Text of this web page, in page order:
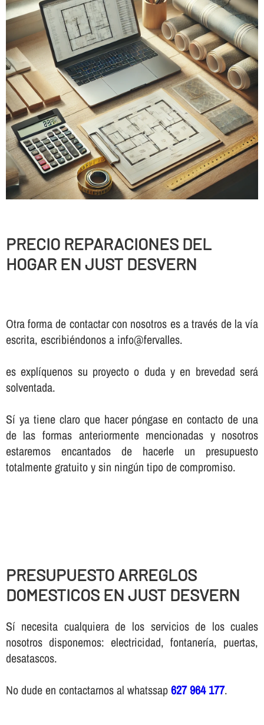
PRECIO REPARACIONES DEL
HOGAR EN JUST DESVERN
Otra forma de contactar con nosotros es a través de la vía
escrita, escribiéndonos a info@fervalles.
es explíquenos su proyecto o duda y en brevedad será
solventada.
Sí ya tiene claro que hacer póngase en contacto de una
de las formas anteriormente mencionadas y nosotros
estaremos encantados de hacerle un presupuesto
totalmente gratuito y sin ningún tipo de compromiso.
PRESUPUESTO ARREGLOS
DOMESTICOS EN JUST DESVERN
Sí necesita cualquiera de los servicios de los cuales
nosotros disponemos: electricidad, fontanería, puertas,
desatascos.
No dude en contactarnos al whatssap627 964 177.